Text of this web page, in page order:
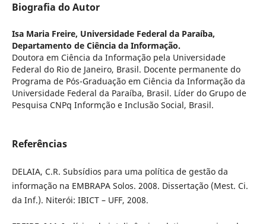
Biografia do Autor
Isa Maria Freire, Universidade Federal da Paraíba,
Departamento de Ciência da Informação.
Doutora em Ciência da Informação pela Universidade
Federal do Rio de Janeiro, Brasil. Docente permanente do
Programa de Pós-Graduação em Ciência da Informação da
Universidade Federal da Paraíba, Brasil. Líder do Grupo de
Pesquisa CNPq Informção e Inclusão Social, Brasil.
Referências
DELAIA, C.R. Subsídios para uma política de gestão da
informação na EMBRAPA Solos. 2008. Dissertação (Mest. Ci.
da Inf.). Niterói: IBICT – UFF, 2008.